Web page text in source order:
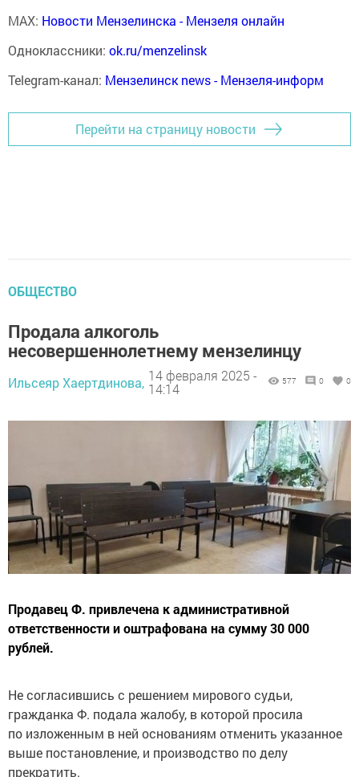
MAX: Новости Мензелинска - Мензеля онлайн
Одноклассники: ok.ru/menzelinsk
Telegram-канал: Мензелинск news - Мензеля-информ
Перейти на страницу новости
ОБЩЕСТВО
Продала алкоголь
несовершеннолетнему мензелинцу
Ильсеяр Хаертдинова, 14 февраля 2025 -
14:14
577 0 0
Продавец Ф. привлечена к административной
ответственности и оштрафована на сумму 30 000
рублей.
Не согласившись с решением мирового судьи,
гражданка Ф. подала жалобу, в которой просила
по изложенным в ней основаниям отменить указанное
выше постановление, и производство по делу
прекратить.